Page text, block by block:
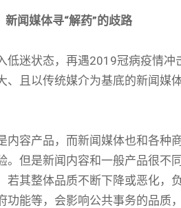
闻媒体寻“解药”的歧路
低迷状态，再遇2019冠病疫情
、且以传统媒介为基底的新闻媒
内容产品，而新闻媒体也和各种
。但是新闻内容和一般产品很不
若其整体品质不断下降或恶化，
功能等，会影响公共事务的品质